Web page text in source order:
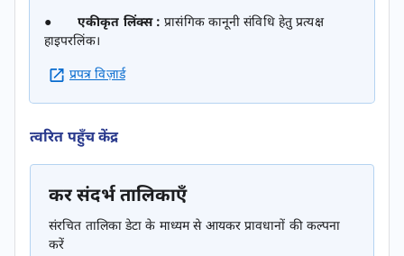
● एकीकृत लिंक्स :प्रासंगिक कानूनी संविधि हेतु प्रत्यक्ष
हाइपरलिंक।
प्रपत्र विज़ार्ड
त्वरित पहुँच केंद्र
कर संदर्भ तालिकाएँ
संरचित तालिका डेटा के माध्यम से आयकर प्रावधानों की कल्पना
करें